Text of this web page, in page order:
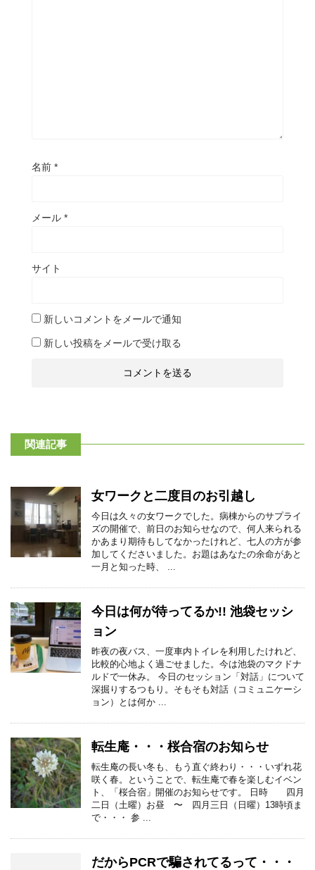
名前 *
メール *
サイト
新しいコメントをメールで通知
新しい投稿をメールで受け取る
関連記事
女ワークと二度目のお引越し
今日は久々の女ワークでした。病棟からのサプライ
ズの開催で、前日のお知らせなので、何人来られる
かあまり期待もしてなかったけれど、七人の方が参
加してくださいました。お題はあなたの余命があと
一月と知った時、 ...
今日は何が待ってるか!! 池袋セッシ
ョン
昨夜の夜バス、一度車内トイレを利用したけれど、
比較的心地よく過ごせました。今は池袋のマクドナ
ルドで一休み。 今日のセッション「対話」について
深掘りするつもり。そもそも対話（コミュニケーシ
ョン）とは何か ...
転生庵・・・桜合宿のお知らせ
転生庵の長い冬も、もう直ぐ終わり・・・いずれ花
咲く春。ということで、転生庵で春を楽しむイベン
ト、「桜合宿」開催のお知らせです。 日時 四月
二日（土曜）お昼 〜 四月三日（日曜）13時頃ま
で・・・ 参 ...
だからPCRで騙されてるって・・・